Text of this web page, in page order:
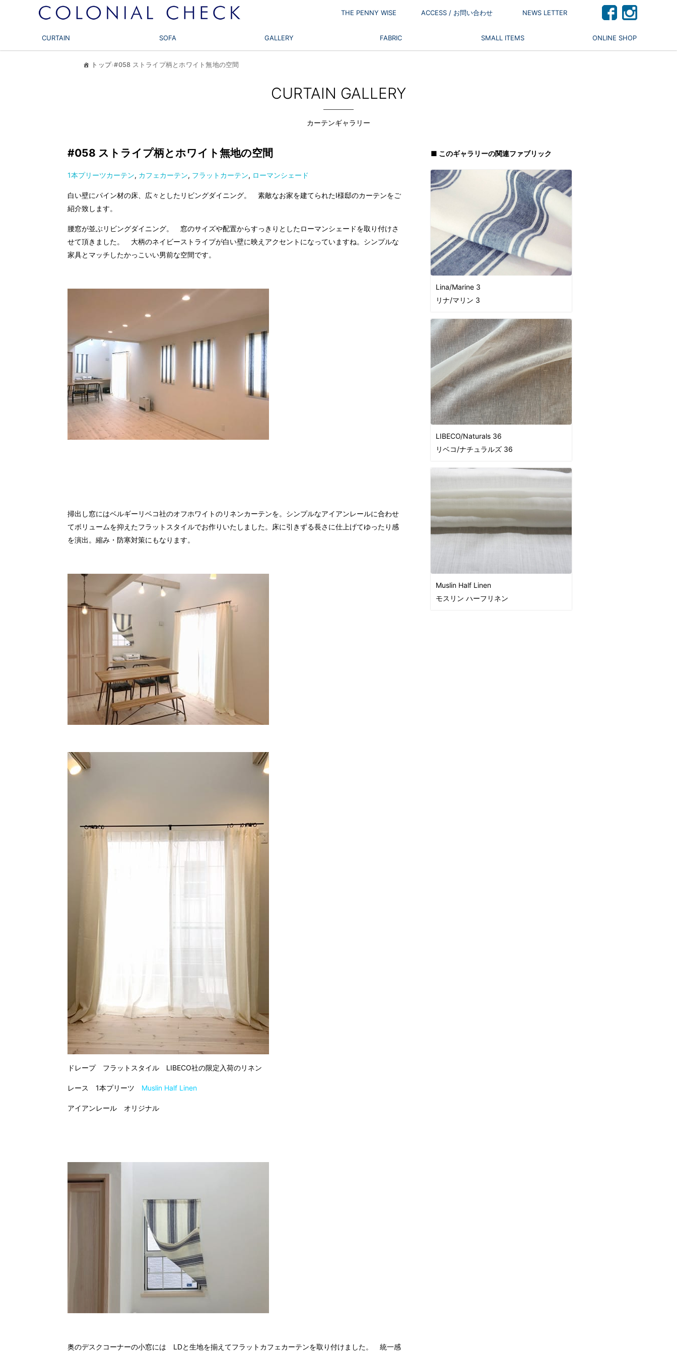
THE PENNY WISE ACCESS / お問い合わせ NEWS LETTER
CURTAIN SOFA GALLERY FABRIC SMALL ITEMS ONLINE SHOP
トップ›#058 ストライプ柄とホワイト無地の空間
CURTAIN GALLERY
カーテンギャラリー
#058 ストライプ柄とホワイト無地の空間
1本プリーツカーテン, カフェカーテン, フラットカーテン, ローマンシェード
白い壁にパイン材の床、広々としたリビングダイニング。 素敵なお家を建てられたI様邸のカーテンをご
紹介致します。
腰窓が並ぶリビングダイニング。 窓のサイズや配置からすっきりとしたローマンシェードを取り付けさ
せて頂きました。 大柄のネイビーストライプが白い壁に映えアクセントになっていますね。シンプルな
家具とマッチしたかっこいい男前な空間です。
掃出し窓にはベルギーリベコ社のオフホワイトのリネンカーテンを。シンプルなアイアンレールに合わせ
てボリュームを抑えたフラットスタイルでお作りいたしました。床に引きずる長さに仕上げてゆったり感
を演出。縮み・防寒対策にもなります。
ドレープ フラットスタイル LIBECO社の限定入荷のリネン
レース 1本プリーツ Muslin Half Linen
アイアンレール オリジナル
奥のデスクコーナーの小窓には LDと生地を揃えてフラットカフェカーテンを取り付けました。 統一感
■ このギャラリーの関連ファブリック
Lina/Marine 3
リナ/マリン 3
LIBECO/Naturals 36
リベコ/ナチュラルズ 36
Muslin Half Linen
モスリン ハーフリネン